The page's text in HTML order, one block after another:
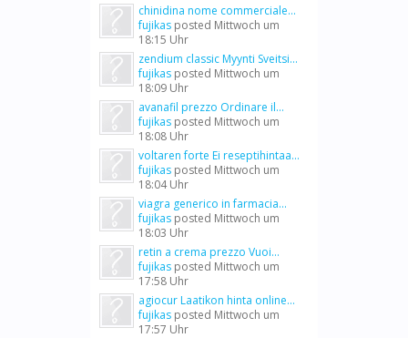
chinidina nome commerciale...
fujikas posted Mittwoch um
18:15 Uhr
zendium classic Myynti Sveitsi...
fujikas posted Mittwoch um
18:09 Uhr
avanafil prezzo Ordinare il...
fujikas posted Mittwoch um
18:08 Uhr
voltaren forte Ei reseptihintaa...
fujikas posted Mittwoch um
18:04 Uhr
viagra generico in farmacia...
fujikas posted Mittwoch um
18:03 Uhr
retin a crema prezzo Vuoi...
fujikas posted Mittwoch um
17:58 Uhr
agiocur Laatikon hinta online...
fujikas posted Mittwoch um
17:57 Uhr